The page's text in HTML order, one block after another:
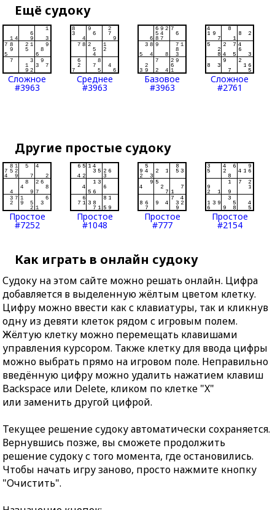
Ещё судоку
Сложное
#3963
Среднее
#3963
Базовое
#3963
Сложное
#2761
Другие простые судоку
Простое
#7252
Простое
#1048
Простое
#777
Простое
#2154
Как играть в онлайн судоку
Судоку на этом сайте можно решать онлайн. Цифра
добавляется в выделенную жёлтым цветом клетку.
Цифру можно ввести как с клавиатуры, так и кликнув
одну из девяти клеток рядом с игровым полем.
Жёлтую клетку можно перемещать клавишами
управления курсором. Также клетку для ввода цифры
можно выбрать прямо на игровом поле. Неправильно
введённую цифру можно удалить нажатием клавиш
Backspace или Delete, кликом по клетке "X"
или заменить другой цифрой.
Текущее решение судоку автоматически сохраняется.
Вернувшись позже, вы сможете продолжить
решение судоку с того момента, где остановились.
Чтобы начать игру заново, просто нажмите кнопку
"Очистить".